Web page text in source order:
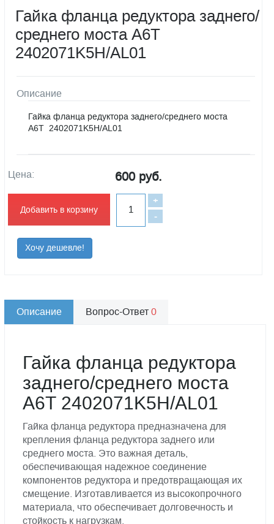
Гайка фланца редуктора заднего/
среднего моста А6Т
2402071K5H/AL01
Описание
Гайка фланца редуктора заднего/среднего моста
А6Т 2402071K5H/AL01
Цена: 600 руб.
Добавить в корзину
-
+
Хочу дешевле!
Описание Вопрос-Ответ0
Гайка фланца редуктора
заднего/среднего моста
А6Т 2402071K5H/AL01
Гайка фланца редуктора предназначена для
крепления фланца редуктора заднего или
среднего моста. Это важная деталь,
обеспечивающая надежное соединение
компонентов редуктора и предотвращающая их
смещение. Изготавливается из высокопрочного
материала, что обеспечивает долговечность и
стойкость к нагрузкам.